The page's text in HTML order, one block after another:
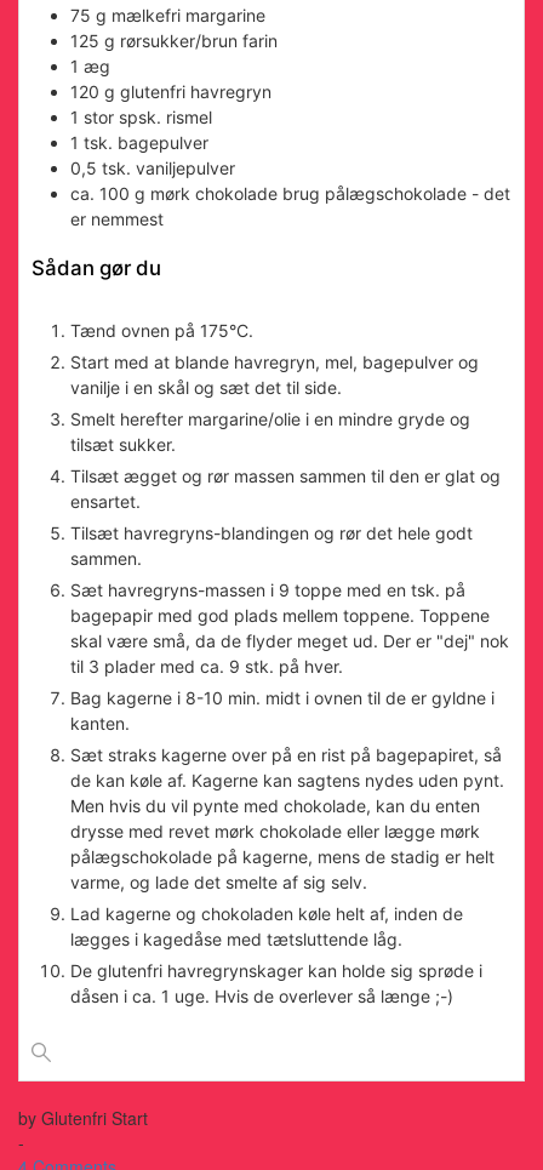
75 g mælkefri margarine
125 g rørsukker/brun farin
1 æg
120 g glutenfri havregryn
1 stor spsk. rismel
1 tsk. bagepulver
0,5 tsk. vaniljepulver
ca. 100 g mørk chokolade brug pålægschokolade - det
er nemmest
Sådan gør du
Tænd ovnen på 175°C.
Start med at blande havregryn, mel, bagepulver og
vanilje i en skål og sæt det til side.
Smelt herefter margarine/olie i en mindre gryde og
tilsæt sukker.
Tilsæt ægget og rør massen sammen til den er glat og
ensartet.
Tilsæt havregryns-blandingen og rør det hele godt
sammen.
Sæt havregryns-massen i 9 toppe med en tsk. på
bagepapir med god plads mellem toppene. Toppene
skal være små, da de flyder meget ud. Der er "dej" nok
til 3 plader med ca. 9 stk. på hver.
Bag kagerne i 8-10 min. midt i ovnen til de er gyldne i
kanten.
Sæt straks kagerne over på en rist på bagepapiret, så
de kan køle af. Kagerne kan sagtens nydes uden pynt.
Men hvis du vil pynte med chokolade, kan du enten
drysse med revet mørk chokolade eller lægge mørk
pålægschokolade på kagerne, mens de stadig er helt
varme, og lade det smelte af sig selv.
Lad kagerne og chokoladen køle helt af, inden de
lægges i kagedåse med tætsluttende låg.
De glutenfri havregrynskager kan holde sig sprøde i
dåsen i ca. 1 uge. Hvis de overlever så længe ;-)
by Glutenfri Start
-